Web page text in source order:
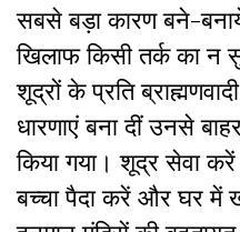
सबसे बड़ा कारण बने-
खिलाफ किसी तर्क का न
शूद्रों के प्रति
धारणाएं बना दीं उनसे
किया गया। शूद्र सेवा
बच्चा पैदा करें और घर में